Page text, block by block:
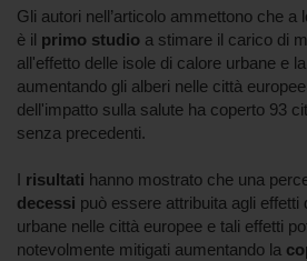
Gli autori nell’articolo ammettono che
è il primo studio a stimare il carico di
all'effetto delle isole di calore urbane e
aumentando gli alberi nelle città
dell'impatto sulla salute ha coperto 93
senza precedenti.
I risultati hanno mostrato che una
decessi può essere attribuita agli effetti
urbane nelle città europee e tali effetti
notevolmente mitigati aumentando la